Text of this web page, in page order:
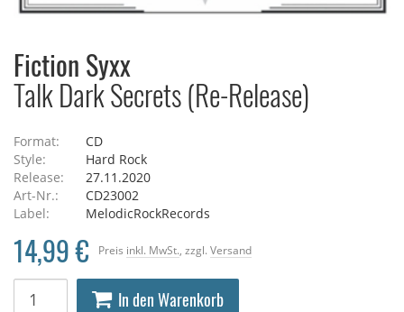
Fiction Syxx
Talk Dark Secrets (Re-Release)
Format:
CD
Style:
Hard Rock
Release:
27.11.2020
Art-Nr.:
CD23002
Label:
MelodicRockRecords
Preis inkl. MwSt. , zzgl. Versand
14,99 €
In den Warenkorb